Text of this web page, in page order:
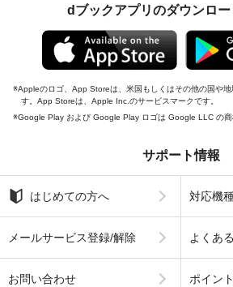
dブックアプリのダウンロー
Appleのロゴ、App Storeは、米国もしくはその他の国や
す。App Storeは、Apple Inc.のサービスマークです。
Google Play および Google Play ロゴは Google LLC の商
サポート情報
はじめての方へ 対応機
メールサービス登録/解除 よくあ
お問い合わせ ポイン